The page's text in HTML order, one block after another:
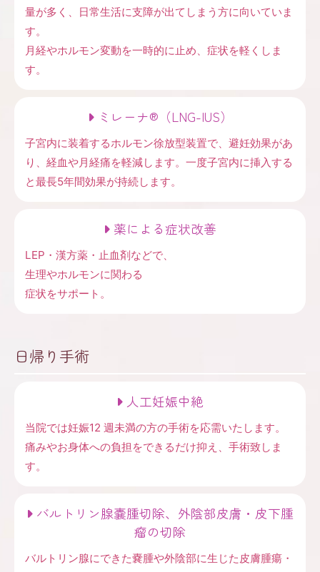
量が多く、日常生活に支障が出てしまう方に向いていま
す。
月経やホルモン変動を一時的に止め、症状を軽くしま
す。
ミレーナ®（LNG-IUS）
子宮内に装着するホルモン徐放型装置で、避妊効果があ
り、経血や月経痛を軽減します。一度子宮内に挿入する
と最長5年間効果が持続します。
薬による症状改善
LEP・漢方薬・止血剤などで、
生理やホルモンに関わる
症状をサポート。
日帰り手術
人工妊娠中絶
当院では妊娠12 週未満の方の手術を応需いたします。
痛みやお身体への負担をできるだけ抑え、手術致しま
す。
バルトリン腺嚢腫切除、外陰部皮膚・皮下腫
瘤の切除
バルトリン腺にできた嚢腫や外陰部に生じた皮膚腫瘍・